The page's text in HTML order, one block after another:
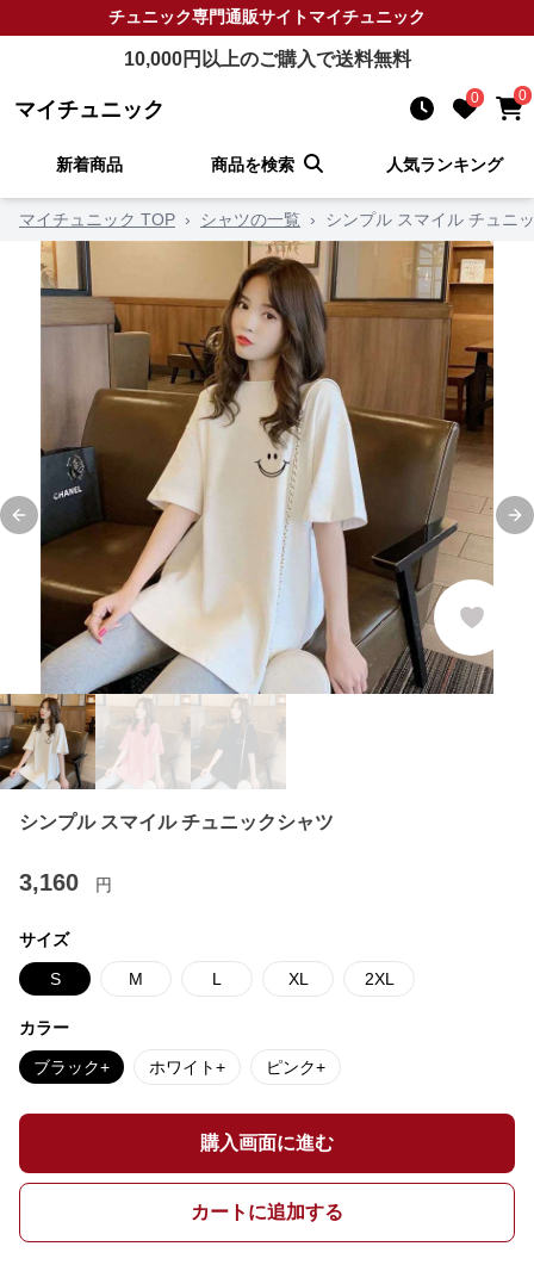
チュニック専門通販サイトマイチュニック
10,000円以上のご購入で送料無料
マイチュニック 0 0
新着商品 商品を検索 人気ランキング
マイチュニック TOP › シャツの一覧 › シンプル スマイル チュニ
Previous slide
シンプル スマイル チュニックシャツ
3,160 円
サイズ
S M L XL 2XL
カラー
ブラック+ ホワイト+ ピンク+
購入画面に進む
カートに追加する